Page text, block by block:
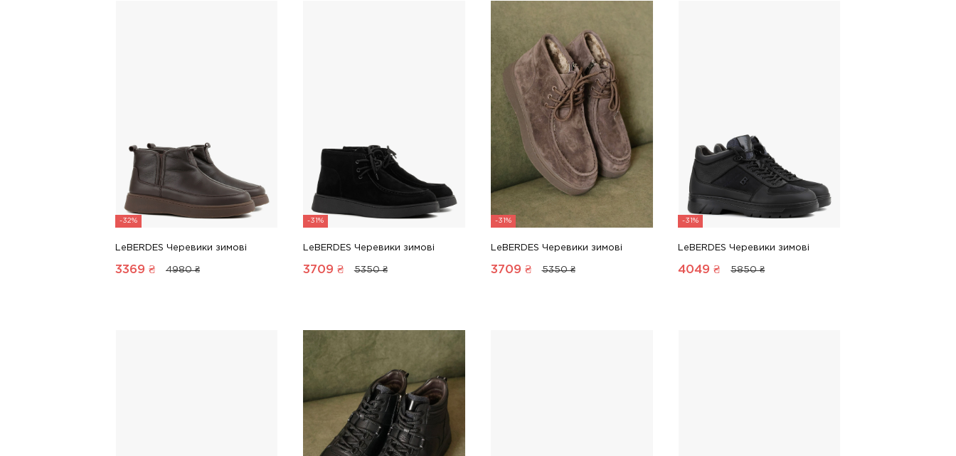
-32%
LeBERDES Черевики зимові
3369 ₴ 4980 ₴
-31%
LeBERDES Черевики зимові
3709 ₴ 5350 ₴
-31%
LeBERDES Черевики зимові
3709 ₴ 5350 ₴
-31%
LeBERDES Черевики зимові
4049 ₴ 5850 ₴